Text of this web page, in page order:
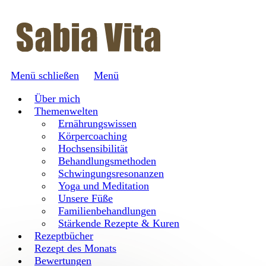
Menü schließen
Menü
Über mich
Themenwelten
Ernährungswissen
Körpercoaching
Hochsensibilität
Behandlungsmethoden
Schwingungsresonanzen
Yoga und Meditation
Unsere Füße
Familienbehandlungen
Stärkende Rezepte & Kuren
Rezeptbücher
Rezept des Monats
Bewertungen